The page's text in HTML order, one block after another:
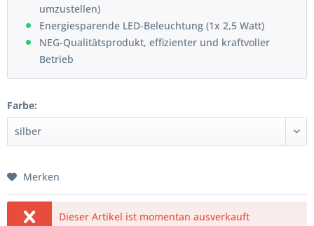
umzustellen)
Energiesparende LED-Beleuchtung (1x 2,5 Watt)
NEG-Qualitätsprodukt, effizienter und kraftvoller
Betrieb
Farbe:
Merken
Dieser Artikel ist momentan ausverkauft